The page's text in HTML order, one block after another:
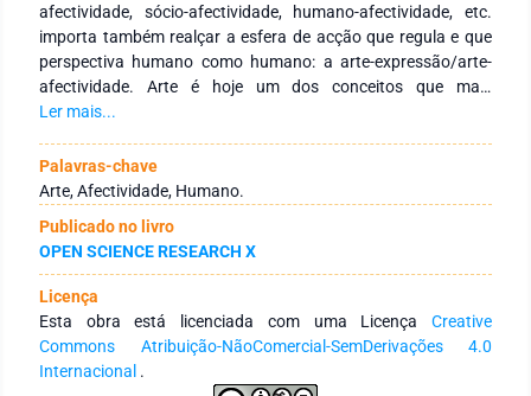
afectividade, sócio-afectividade, humano-afectividade, etc.
importa também realçar a esfera de acção que regula e que
perspectiva humano como humano: a arte-expressão/arte-
afectividade. Arte é hoje um dos conceitos que mais
discussão tem levantado. Se atentarmos no que ela foi e no
criado em seu redor. As tradições académicas foram
abandonadas e deram lugar a uma nova dimensão, que está
a constituir uma nova memória histórica, profusamente mais
diversificada. Obviamente que as questões em torno da arte
não são exclusivas da actualidade, muito pelo contrário têm
origens mais longínquas, talvez possamos dizer, que elas têm
acompanhado a própria arte, na sua maior ou menor
eloquência. Também de igual modo sem grande erro
podemos afirmar, que ela existe graças ao humano. Não ao
humano em si, mas sim à valoração que este tem ao longo
Ler mais...
Palavras-chave
Arte, Afectividade, Humano.
Publicado no livro
OPEN SCIENCE RESEARCH X
Licença
Esta obra está licenciada com uma Licença Creative
Commons Atribuição-NãoComercial-SemDerivações 4.0
Internacional .